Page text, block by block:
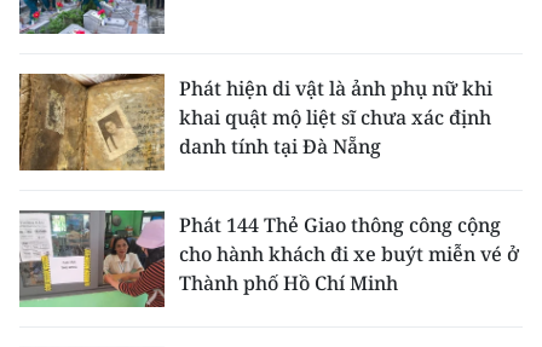
Phát hiện di vật là ảnh phụ nữ khi
khai quật mộ liệt sĩ chưa xác định
danh tính tại Đà Nẵng
Phát 144 Thẻ Giao thông công cộng
cho hành khách đi xe buýt miễn vé ở
Thành phố Hồ Chí Minh